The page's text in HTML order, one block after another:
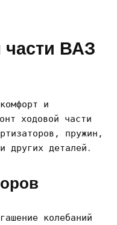
части ВАЗ
и
ходовой части
пружин,
других деталей․
колебаний